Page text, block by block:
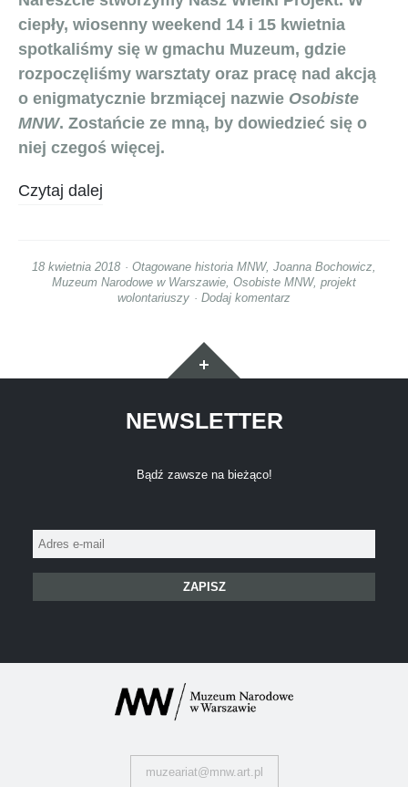
ciepły, wiosenny weekend 14 i 15 kwietnia
spotkaliśmy się w gmachu Muzeum, gdzie
rozpoczęliśmy warsztaty oraz pracę nad akcją
o enigmatycznie brzmiącej nazwie Osobiste
MNW. Zostańcie ze mną, by dowiedzieć się o
niej czegoś więcej.
Czytaj dalej
18 kwietnia 2018 Otagowane historia MNW, Joanna Bochowicz
Muzeum Narodowe w Warszawie Osobiste MNW, projekt
wolontariuszy
Dodaj komentarz
Widgety
NEWSLETTER
Bądź zawsze na bieżąco!
Adres
e-
muzeariat@mnw.art.pl